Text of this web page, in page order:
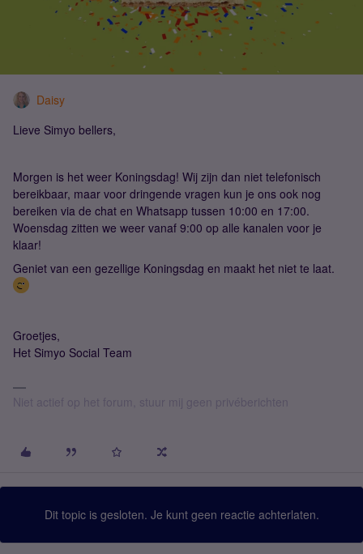
Daisy
Lieve Simyo bellers,
Morgen is het weer Koningsdag! Wij zijn dan niet telefonisch
bereikbaar, maar voor dringende vragen kun je ons ook nog
bereiken via de chat en Whatsapp tussen 10:00 en 17:00.
Woensdag zitten we weer vanaf 9:00 op alle kanalen voor je
klaar!
Geniet van een gezellige Koningsdag en maakt het niet te laat.
Groetjes,
Het Simyo Social Team
Niet actief op het forum, stuur mij geen privéberichten
Dit topic is gesloten. Je kunt geen reactie achterlaten.